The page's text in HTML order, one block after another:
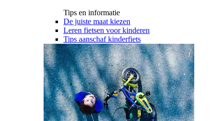
Tips en informatie
De juiste maat kiezen
Leren fietsen voor kinderen
Tips aanschaf kinderfiets